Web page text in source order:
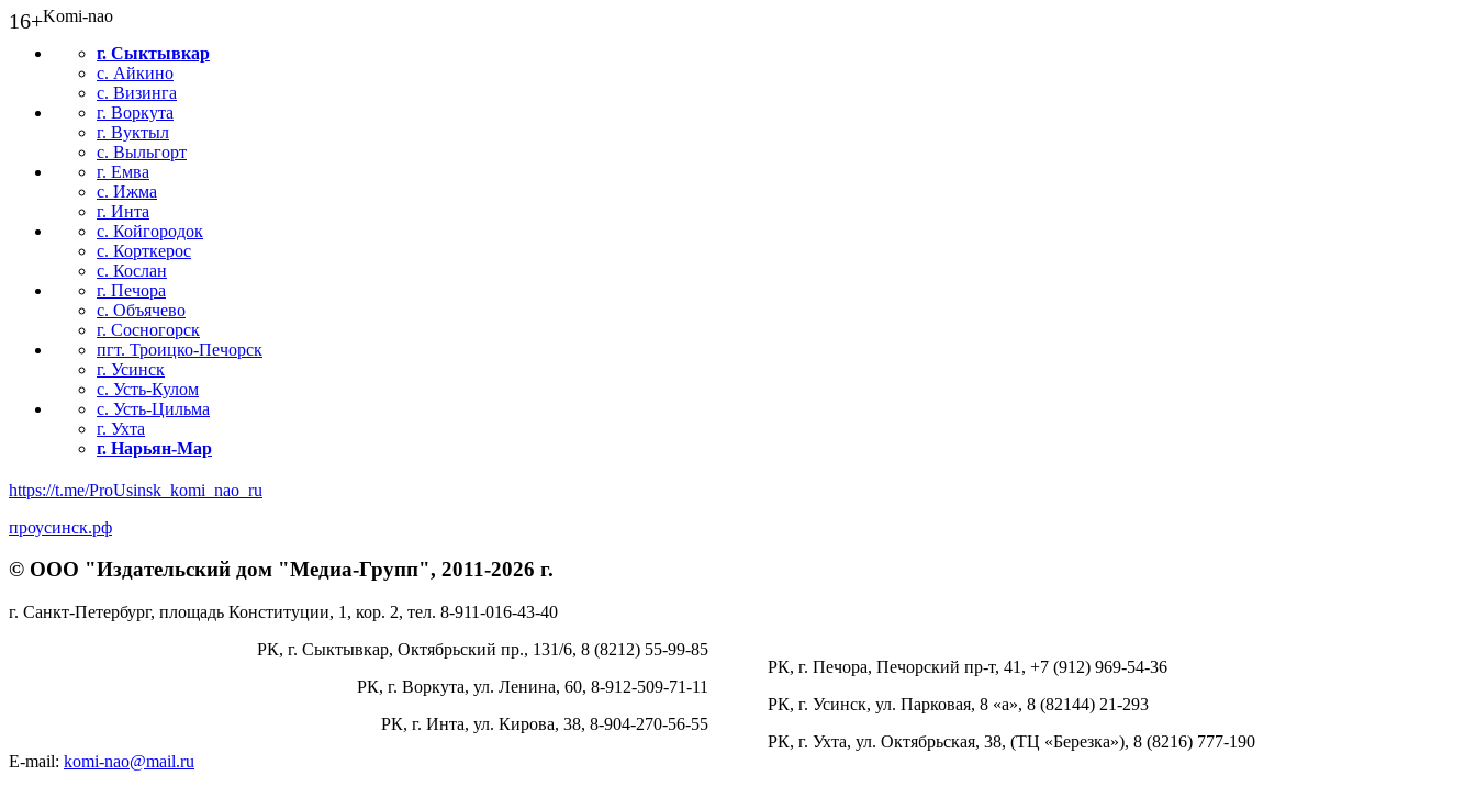
16+Komi-nao
г. Сыктывкар
с. Айкино
с. Визинга
г. Воркута
г. Вуктыл
с. Выльгорт
г. Емва
с. Ижма
г. Инта
с. Койгородок
с. Корткерос
с. Кослан
г. Печора
с. Объячево
г. Сосногорск
пгт. Троицко-Печорск
г. Усинск
с. Усть-Кулом
с. Усть-Цильма
г. Ухта
г. Нарьян-Мар
https://t.me/ProUsinsk_komi_nao_ru
проусинск.рф
© ООО "Издательский дом "Медиа-Групп", 2011-2026 г.
г. Санкт-Петербург, площадь Конституции, 1, кор. 2, тел. 8-911-016-43-40
РК, г. Печора, Печорский пр-т, 41, +7 (912) 969-54-36
РК, г. Усинск, ул. Парковая, 8 «а», 8 (82144) 21-293
РК, г. Ухта, ул. Октябрьская, 38, (ТЦ «Березка»), 8 (8216) 777-190
РК, г. Сыктывкар, Октябрьский пр., 131/6, 8 (8212) 55-99-85
РК, г. Воркута, ул. Ленина, 60, 8-912-509-71-11
РК, г. Инта, ул. Кирова, 38, 8-904-270-56-55
E-mail: komi-nao@mail.ru